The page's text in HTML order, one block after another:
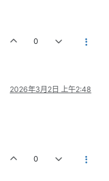
0
2026年3月2日 上午2:48
0